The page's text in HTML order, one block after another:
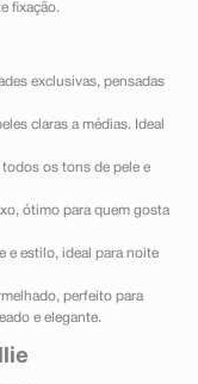
fixação.
exclusivas, pensadas
claras a médias. Ideal
os tons de pele e
ótimo para quem gosta
e estilo, ideal para noite
perfeito para
e elegante.